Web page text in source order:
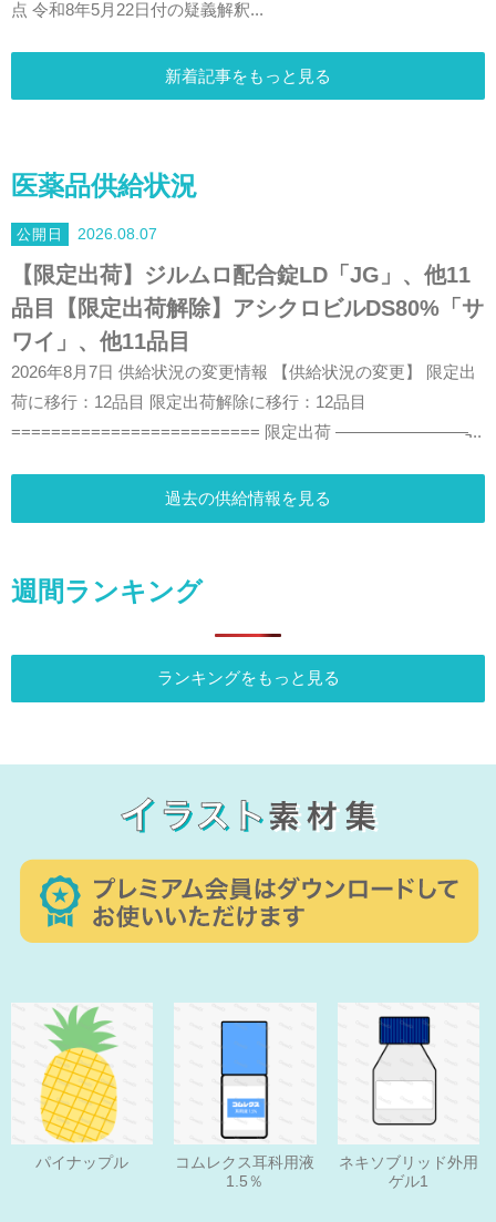
点 令和8年5月22日付の疑義解釈...
新着記事をもっと見る
医薬品供給状況
2026.08.07
【限定出荷】ジルムロ配合錠LD「JG」、他11
品目【限定出荷解除】アシクロビルDS80%「サ
ワイ」、他11品目
2026年8月7日 供給状況の変更情報 【供給状況の変更】 限定出
荷に移行：12品目 限定出荷解除に移行：12品目
========================= 限定出荷 ————————̵...
過去の供給情報を見る
週間ランキング
ランキングをもっと見る
パイナップル
コムレクス耳科用液
1.5％
ネキソブリッド外用
ゲル1